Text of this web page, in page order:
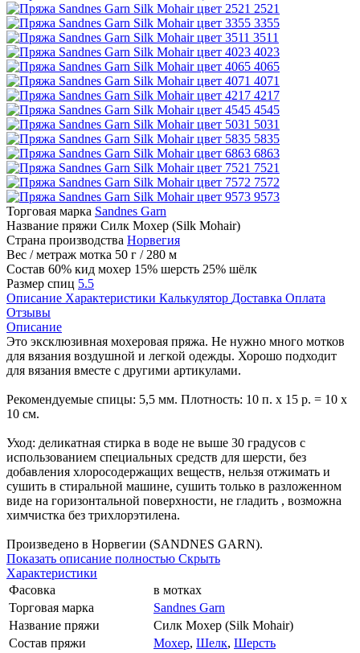
2521
3355
3511
4023
4065
4071
4217
4545
5031
5835
6863
7521
7572
9573
Торговая марка Sandnes Garn
Название пряжи Силк Мохер (Silk Mohair)
Страна производства Норвегия
Вес / метраж мотка 50 г / 280 м
Состав 60% кид мохер 15% шерсть 25% шёлк
Размер спиц 5.5
Описание Характеристики Калькулятор Доставка Оплата
Отзывы
Описание
Это эксклюзивная мохеровая пряжа. Не нужно много мотков
для вязания воздушной и легкой одежды. Хорошо подходит
для вязания вместе с другими артикулами.
Рекомендуемые спицы: 5,5 мм. Плотность: 10 п. х 15 р. = 10 х
10 см.
Уход: деликатная стирка в воде не выше 30 градусов с
использованием специальных средств для шерсти, без
добавления хлоросодержащих веществ, нельзя отжимать и
сушить в стиральной машине, сушить только в разложенном
виде на горизонтальной поверхности, не гладить , возможна
химчистка без трихлорэтилена.
Произведено в Норвегии (SANDNES GARN).
Показать описание полностью Скрыть
Характеристики
Фасовка
в мотках
Торговая марка
Sandnes Garn
Название пряжи
Силк Мохер (Silk Mohair)
Состав пряжи
Мохер, Шелк, Шерсть